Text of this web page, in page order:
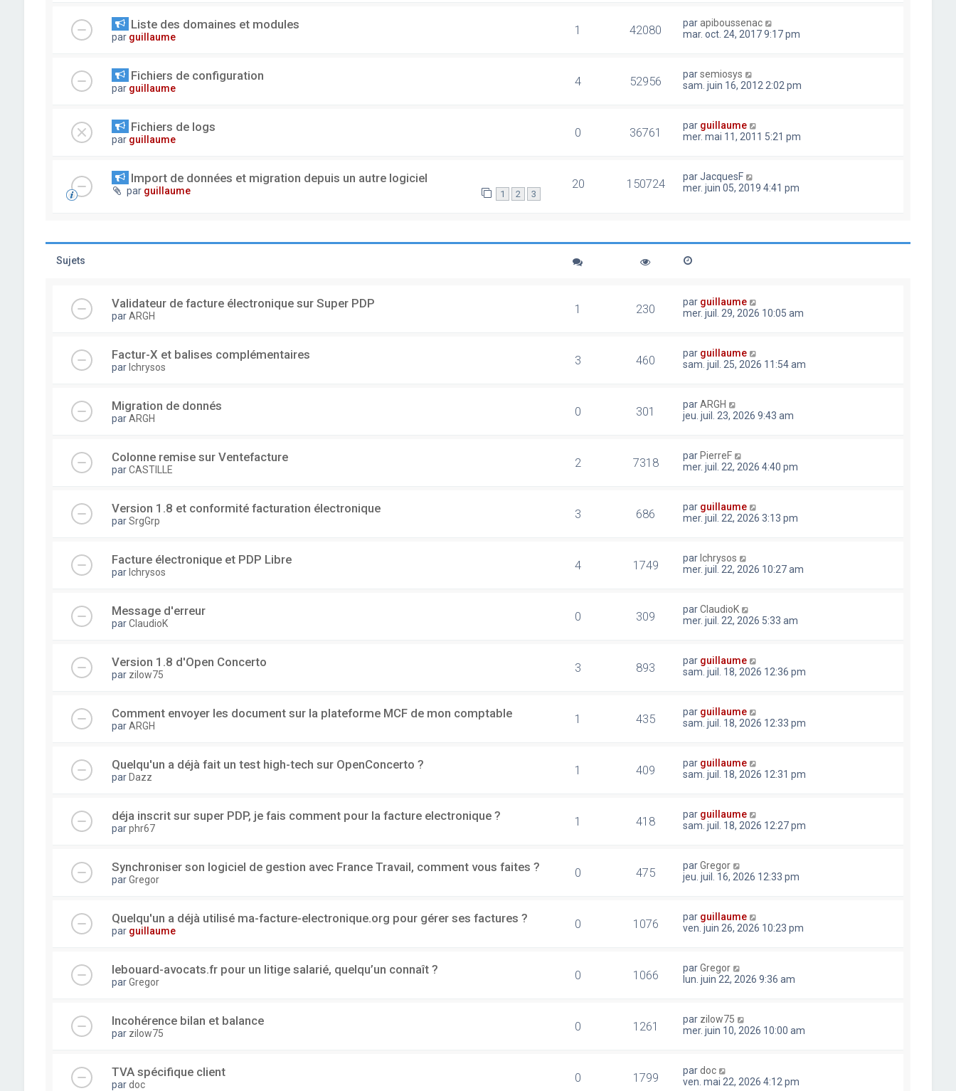
Liste des domaines et modules
par guillaume 1 42080 parapiboussenac
mar. oct. 24, 2017 9:17 pm
Fichiers de configuration
par guillaume 4 52956 parsemiosys
sam. juin 16, 2012 2:02 pm
Fichiers de logs
par guillaume 0 36761 par guillaume
mer. mai 11, 2011 5:21 pm
Import de données et migration depuis un autre logiciel
par guillaume 1 2 3
20 150724 parJacquesF
mer. juin 05, 2019 4:41 pm
Sujets
Validateur de facture électronique sur Super PDP
parARGH 1 230 par guillaume
mer. juil. 29, 2026 10:05 am
Factur-X et balises complémentaires
par lchrysos 3 460 par guillaume
sam. juil. 25, 2026 11:54 am
Migration de donnés
parARGH 0 301 parARGH
jeu. juil. 23, 2026 9:43 am
Colonne remise sur Ventefacture
parCASTILLE 2 7318 par PierreF
mer. juil. 22, 2026 4:40 pm
Version 1.8 et conformité facturation électronique
parSrgGrp 3 686 par guillaume
mer. juil. 22, 2026 3:13 pm
Facture électronique et PDP Libre
par lchrysos 4 1749 par lchrysos
mer. juil. 22, 2026 10:27 am
Message d'erreur
parClaudioK 0 309 parClaudioK
mer. juil. 22, 2026 5:33 am
Version 1.8 d'Open Concerto
par zilow75 3 893 par guillaume
sam. juil. 18, 2026 12:36 pm
Comment envoyer les document sur la plateforme MCF de mon comptable
parARGH 1 435 par guillaume
sam. juil. 18, 2026 12:33 pm
Quelqu'un a déjà fait un test high-tech sur OpenConcerto ?
par Dazz 1 409 par guillaume
sam. juil. 18, 2026 12:31 pm
déja inscrit sur super PDP, je fais comment pour la facture electronique ?
parphr67 1 418 par guillaume
sam. juil. 18, 2026 12:27 pm
Synchroniser son logiciel de gestion avec France Travail, comment vous faites ?
parGregor 0 475 parGregor
jeu. juil. 16, 2026 12:33 pm
Quelqu'un a déjà utilisé ma-facture-electronique.org pour gérer ses factures ?
par guillaume 0 1076 par guillaume
ven. juin 26, 2026 10:23 pm
lebouard-avocats.fr pour un litige salarié, quelqu’un connaît ?
parGregor 0 1066 parGregor
lun. juin 22, 2026 9:36 am
Incohérence bilan et balance
par zilow75 0 1261 par zilow75
mer. juin 10, 2026 10:00 am
TVA spécifique client
pardoc 0 1799 pardoc
ven. mai 22, 2026 4:12 pm